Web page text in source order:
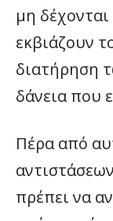
μη
εκβιάζουν
διατήρηση
δάνεια που
Πέρα από
πρέπει να